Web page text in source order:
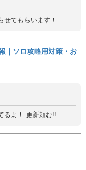
てもらいます！
｜ソロ攻略用対策・お
るよ！ 更新頼む!!